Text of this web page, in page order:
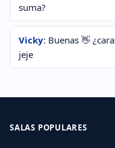
suma?
Vicky: Buenas 👋
jeje
SALAS POPULARES